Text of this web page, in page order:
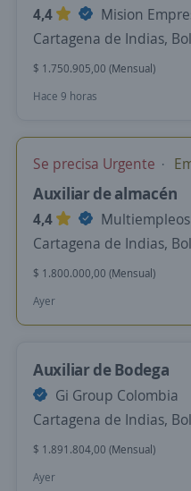
4,4
Mision
Cartagena de Indias,
$ 1.750.905,00 (Mensual)
Hace 9 horas
Se precisa Urgente
Auxiliar de almacén
4,4
Multiempleos
Cartagena de Indias,
$ 1.800.000,00 (Mensual)
Ayer
Auxiliar de Bodega
Gi Group Colombia
Cartagena de Indias,
$ 1.891.804,00 (Mensual)
Ayer